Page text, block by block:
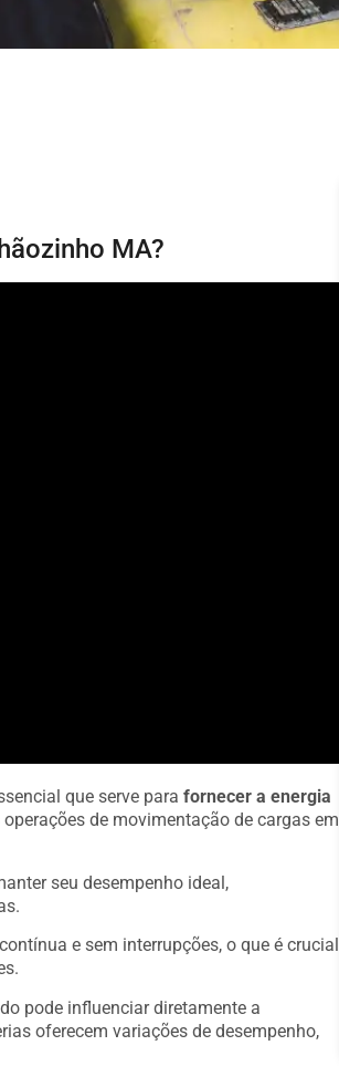
MA?
que serve para fornecer a energia
de movimentação de cargas em
seu desempenho ideal,
e sem interrupções, o que é crucial
pode influenciar diretamente a
oferecem variações de desempenho,